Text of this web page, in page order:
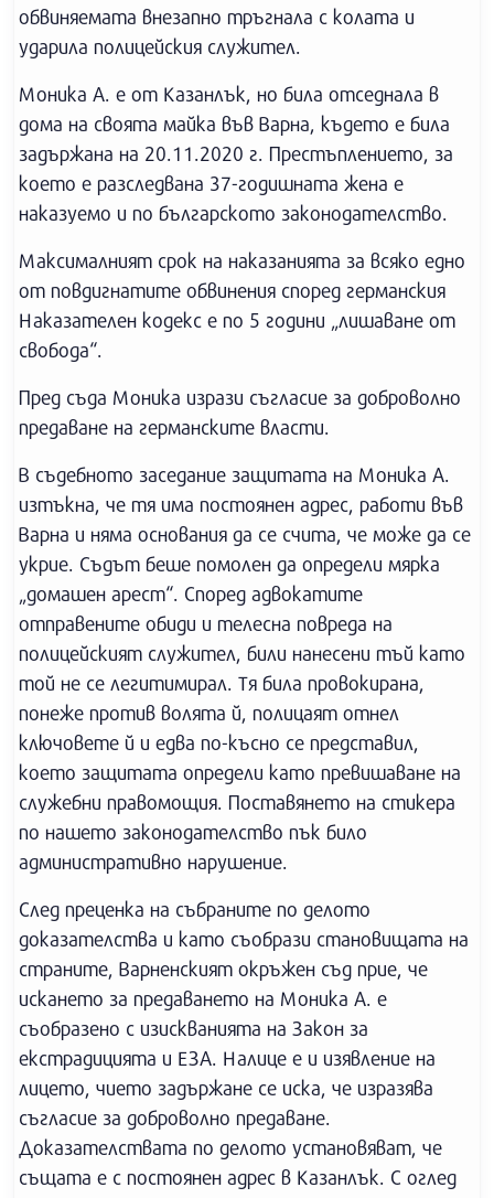
обвиняемата внезапно тръгнала с колата и
ударила полицейския служител.
Моника А. е от Казанлък, но била отседнала в
дома на своята майка във Варна, където е била
задържана на 20.11.2020 г. Престъплението, за
което е разследвана 37-годишната жена е
наказуемо и по българското законодателство.
Максималният срок на наказанията за всяко едно
от повдигнатите обвинения според германския
Наказателен кодекс е по 5 години „лишаване от
свобода“.
Пред съда Моника изрази съгласие за доброволно
предаване на германските власти.
В съдебното заседание защитата на Моника А.
изтъкна, че тя има постоянен адрес, работи във
Варна и няма основания да се счита, че може да се
укрие. Съдът беше помолен да определи мярка
„домашен арест“. Според адвокатите
отправените обиди и телесна повреда на
полицейският служител, били нанесени тъй като
той не се легитимирал. Тя била провокирана,
понеже против волята й, полицаят отнел
ключовете й и едва по-късно се представил,
което защитата определи като превишаване на
служебни правомощия. Поставянето на стикера
по нашето законодателство пък било
административно нарушение.
След преценка на събраните по делото
доказателства и като съобрази становищата на
страните, Варненският окръжен съд прие, че
искането за предаването на Моника А. е
съобразено с изискванията на Закон за
екстрадицията и ЕЗА. Налице е и изявление на
лицето, чието задържане се иска, че изразява
съгласие за доброволно предаване.
Доказателствата по делото установяват, че
същата е с постоянен адрес в Казанлък. С оглед